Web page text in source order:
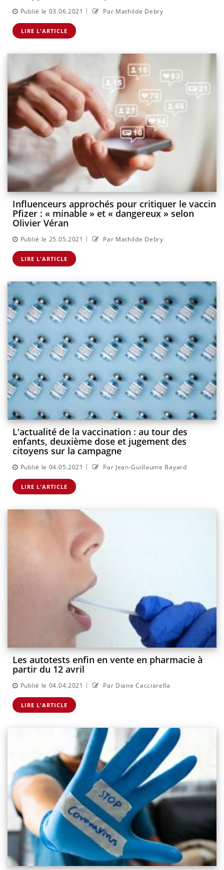
Publié le 03.06.2021 | Par Mathilde Debry
LIRE L'ARTICLE
Influenceurs approchés pour critiquer le vaccin
Pfizer : « minable » et « dangereux » selon
Olivier Véran
Publié le 25.05.2021 | Par Mathilde Debry
LIRE L'ARTICLE
L'actualité de la vaccination : au tour des
enfants, deuxième dose et jugement des
citoyens sur la campagne
Publié le 04.05.2021 | Par Jean-Guillaume Bayard
LIRE L'ARTICLE
Les autotests enfin en vente en pharmacie à
partir du 12 avril
Publié le 04.04.2021 | Par Diane Cacciarella
LIRE L'ARTICLE